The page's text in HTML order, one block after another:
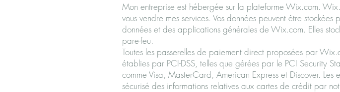
Mon entreprise est hébergée sur la plateforme Wix.com.
vous vendre mes services. Vos données peuvent être
données et des applications générales de Wix.com. Elles
pare-feu.
Toutes les passerelles de paiement direct proposées par
établies par PCI-DSS, telles que gérées par le PCI Security
comme Visa, MasterCard, American Express et Discover.
sécurisé des informations relatives aux cartes de crédit par